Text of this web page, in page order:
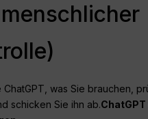
ChatGPT, was Sie brauchen,
schicken Sie ihn ab.